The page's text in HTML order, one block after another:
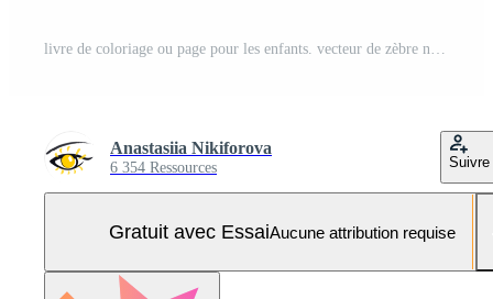
livre de coloriage ou page pour les enfants. vecteur de zèbre noir et blanc Vecteur Pro et SVG Pro
Anastasiia Nikiforova
6 354 Ressources Suivre
Gratuit avec EssaiAucune attribution requise